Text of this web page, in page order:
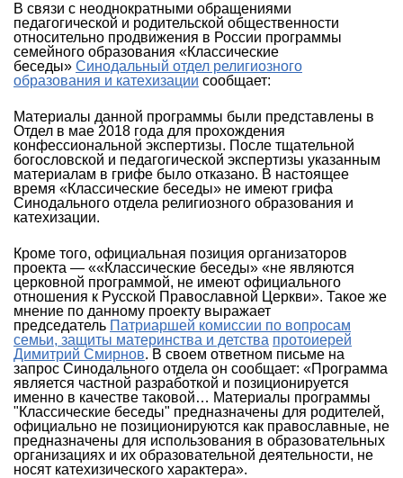
В связи с неоднократными обращениями
педагогической и родительской общественности
относительно продвижения в России программы
семейного образования «Классические
беседы» Синодальный отдел религиозного
образования и катехизации сообщает:
Материалы данной программы были представлены в
Отдел в мае 2018 года для прохождения
конфессиональной экспертизы. После тщательной
богословской и педагогической экспертизы указанным
материалам в грифе было отказано. В настоящее
время «Классические беседы» не имеют грифа
Синодального отдела религиозного образования и
катехизации.
Кроме того, официальная позиция организаторов
проекта — ««Классические беседы» «не являются
церковной программой, не имеют официального
отношения к Русской Православной Церкви». Такое же
мнение по данному проекту выражает
председатель Патриаршей комиссии по вопросам
семьи, защиты материнства и детства протоиерей
Димитрий Смирнов. В своем ответном письме на
запрос Синодального отдела он сообщает: «Программа
является частной разработкой и позиционируется
именно в качестве таковой… Материалы программы
"Классические беседы" предназначены для родителей,
официально не позиционируются как православные, не
предназначены для использования в образовательных
организациях и их образовательной деятельности, не
носят катехизического характера».